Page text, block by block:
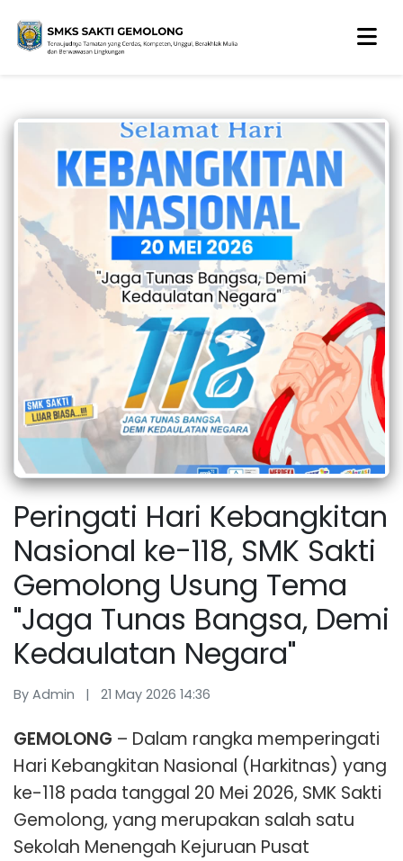
Peringati Hari Kebangkitan
Nasional ke-118, SMK Sakti
Gemolong Usung Tema
"Jaga Tunas Bangsa, Demi
Kedaulatan Negara"
By Admin | 21 May 2026 14:36
GEMOLONG – Dalam rangka memperingati
Hari Kebangkitan Nasional (Harkitnas) yang
ke-118 pada tanggal 20 Mei 2026, SMK Sakti
Gemolong, yang merupakan salah satu
Sekolah Menengah Kejuruan Pusat